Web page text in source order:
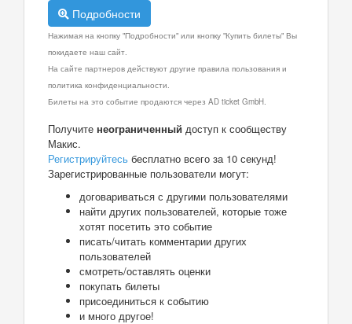
Подробности
Нажимая на кнопку "Подробности" или кнопку "Купить билеты" Вы
покидаете наш сайт.
На сайте партнеров действуют другие правила пользования и
политика конфиденциальности.
Билеты на это событие продаются через AD ticket GmbH.
Получите неограниченный доступ к сообществу
Макис.
Регистрируйтесь бесплатно всего за 10 секунд!
Зарегистрированные пользователи могут:
договариваться с другими пользователями
найти других пользователей, которые тоже
хотят посетить это событие
писать/читать комментарии других
пользователей
смотреть/оставлять оценки
покупать билеты
присоединиться к событию
и много другое!